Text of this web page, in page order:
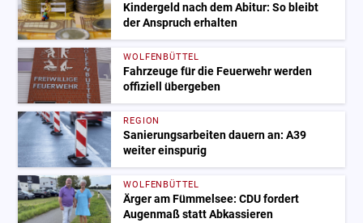
Kindergeld nach dem Abitur: So bleibt
der Anspruch erhalten
WOLFENBÜTTEL
Fahrzeuge für die Feuerwehr werden
offiziell übergeben
REGION
Sanierungsarbeiten dauern an: A39
weiter einspurig
WOLFENBÜTTEL
Ärger am Fümmelsee: CDU fordert
Augenmaß statt Abkassieren